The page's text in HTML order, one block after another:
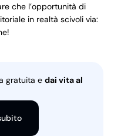
che l’opportunità di
in realtà scivoli via:
gratuita e dai vita al